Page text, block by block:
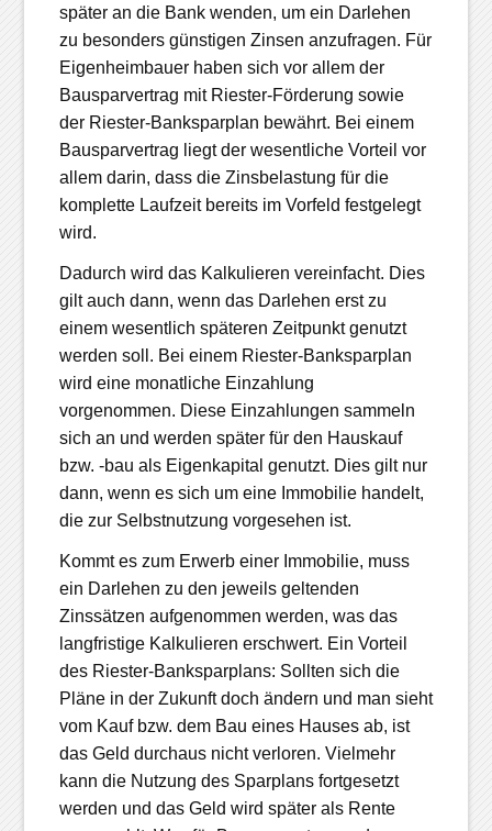
später an die Bank wenden, um ein Darlehen
zu besonders günstigen Zinsen anzufragen. Für
Eigenheimbauer haben sich vor allem der
Bausparvertrag mit Riester-Förderung sowie
der Riester-Banksparplan bewährt. Bei einem
Bausparvertrag liegt der wesentliche Vorteil vor
allem darin, dass die Zinsbelastung für die
komplette Laufzeit bereits im Vorfeld festgelegt
wird.
Dadurch wird das Kalkulieren vereinfacht. Dies
gilt auch dann, wenn das Darlehen erst zu
einem wesentlich späteren Zeitpunkt genutzt
werden soll. Bei einem Riester-Banksparplan
wird eine monatliche Einzahlung
vorgenommen. Diese Einzahlungen sammeln
sich an und werden später für den Hauskauf
bzw. -bau als Eigenkapital genutzt. Dies gilt nur
dann, wenn es sich um eine Immobilie handelt,
die zur Selbstnutzung vorgesehen ist.
Kommt es zum Erwerb einer Immobilie, muss
ein Darlehen zu den jeweils geltenden
Zinssätzen aufgenommen werden, was das
langfristige Kalkulieren erschwert. Ein Vorteil
des Riester-Banksparplans: Sollten sich die
Pläne in der Zukunft doch ändern und man sieht
vom Kauf bzw. dem Bau eines Hauses ab, ist
das Geld durchaus nicht verloren. Vielmehr
kann die Nutzung des Sparplans fortgesetzt
werden und das Geld wird später als Rente